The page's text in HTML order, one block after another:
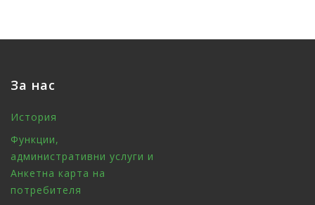
За нас
История
Функции,
административни услуги и
Анкетна карта на
потребителя